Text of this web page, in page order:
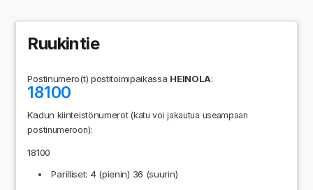
Ruukintie
Postinumero(t) postitoimipaikassa HEINOLA:
18100
Kadun kiinteistönumerot(katu voi jakautua useampaan
postinumeroon):
18100
Parilliset: 4 (pienin) 36 (suurin)